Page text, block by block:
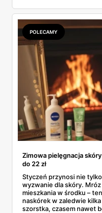
co oferuje rynek kremów
Bo czasem „promocja" to
cennik.
POLECAMY
Zimowa pielęgnacja
do 22 zł
Styczeń przynosi nie
wyzwanie dla skóry.
mieszkania w środku –
naskórek w zaledwie
szorstka, czasem nawet